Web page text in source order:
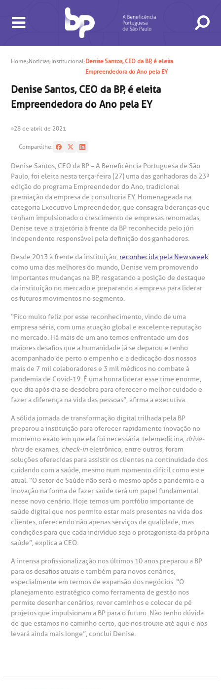
de consultas e exames
in antecipado
de exames
de Exames
SAC
A BP conta com você para melhorar sempre a qualidade do
atendimento e dos serviços prestados.
A Ouvidoria e SAC são canais para você, cliente da BP, tirar
suas dúvidas, registrar suas reclamações ou fazer elogios
relacionados ao nosso atendimento e aos nossos serviços.
Horário de atendimento: 2ª a 6ª feira das 7h às 18h
(11)3505-1000
ouvidoria@bp.org.br
Fale Conosco
CONHEÇA AS UNIDADES
Hospital BP
Saiba mais
Endereço:
Rua Maestro Cardim, 769
CEP: 01323-001 | Bela Vista
São Paulo - SP
BP Mirante
Saiba mais
Endereço:
R. Martiniano de Carvalho, 965
São Paulo - SP
Clínica Medicina da Mulher
e Pesquisa
do médico
de conduta
Financeiras
corporativa
social
a BP
Conosco
de Benchmarking
de Bioética
Telemedicina BP
Teleinterconsulta
Centro de Doenças Autoimunes
de atendimento
de Infarto SUS
de Visita
de cópia de prontuário médico
de orçamento particular
de veracidade de atestado
atendimento
Cirurgia
frequentes
de Sangue
de Oncologia e Hematologia
de Excelência em Neurologia e
de Excelência em Ortopedia
especialidades
Home Notícias Institucional Denise Santos, CEO da BP, é eleita
Empreendedora do Ano pela EY
Denise Santos, CEO da BP, é eleita
Empreendedora do Ano pela EY
28 de abril de 2021
Compartilhe:
Denise Santos, CEO da BP – A Beneficência Portuguesa de São
Paulo, foi eleita nesta terça-feira (27) uma das ganhadoras da 23ª
edição do programa Empreendedor do Ano, tradicional
premiação da empresa de consultoria EY. Homenageada na
categoria Executivo Empreendedor, que consagra lideranças que
tenham impulsionado o crescimento de empresas renomadas,
Denise teve a trajetória à frente da BP reconhecida pelo júri
independente responsável pela definição dos ganhadores.
Desde 2013 à frente da instituição, reconhecida pela Newsweek
como uma das melhores do mundo, Denise vem promovendo
importantes mudanças na BP, resgatando a posição de destaque
da instituição no mercado e preparando a empresa para liderar
os futuros movimentos no segmento.
“Fico muito feliz por esse reconhecimento, vindo de uma
empresa séria, com uma atuação global e excelente reputação
no mercado. Há mais de um ano temos enfrentado um dos
maiores desafios que a humanidade já se deparou e tenho
acompanhado de perto o empenho e a dedicação dos nossos
mais de 7 mil colaboradores e 3 mil médicos no combate à
pandemia de Covid-19. É uma honra liderar esse time enorme,
que dia após dia se desdobra para oferecer o melhor cuidado e
fazer a diferença na vida das pessoas”, afirma a executiva.
A sólida jornada de transformação digital trilhada pela BP
preparou a instituição para oferecer rapidamente inovação no
momento exato em que ela foi necessária: telemedicina, drive-
thrude exames, check-ineletrônico, entre outros, foram
soluções oferecidas para assistir os clientes na continuidade dos
cuidando com a saúde, mesmo num momento difícil como este
atual. “O setor de Saúde não será o mesmo após a pandemia e a
inovação na forma de fazer saúde terá um papel fundamental
nesse novo cenário. Hoje temos um portfólio importante de
saúde digital que nos permite estar mais presentes na vida dos
clientes, oferecendo não apenas serviços de qualidade, mas
condições para que cada indivíduo seja o protagonista da própria
saúde”, explica a CEO.
A intensa profissionalização nos últimos 10 anos preparou a BP
para os desafios atuais e também para novos cenários,
especialmente em termos de expansão dos negócios. “O
planejamento estratégico como ferramenta de gestão nos
permite desenhar cenários, rever caminhos e colocar de pé
projetos que impulsionam a BP para o futuro. Não tenho dúvida
de que estamos no caminho certo, que nos trouxe até aqui e nos
levará ainda mais longe”, conclui Denise.